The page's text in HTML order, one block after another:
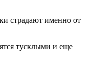
страдают именно от
тусклыми и еще